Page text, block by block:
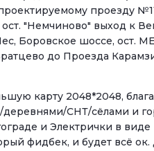
проезду
"Немчиново" выход к
Боровское шоссе, ост.
до Проезда
карту 2048*2048,
СНТ/сёлами и
и Электрички в
фидбек, и будет всё